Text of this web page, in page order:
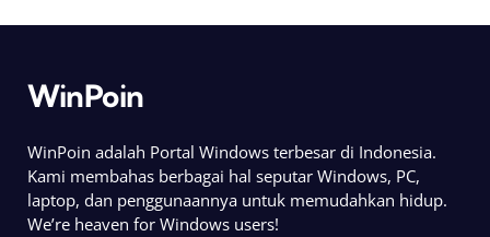
WinPoin
WinPoin adalah Portal Windows terbesar di Indonesia.
Kami membahas berbagai hal seputar Windows, PC,
laptop, dan penggunaannya untuk memudahkan hidup.
We’re heaven for Windows users!